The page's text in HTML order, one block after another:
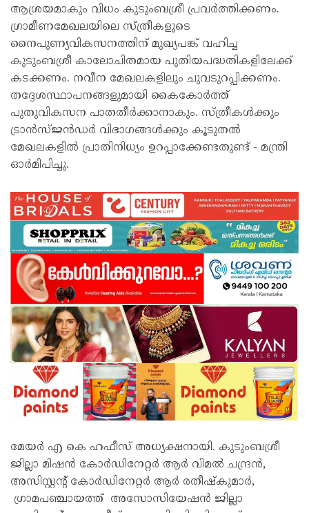
ആശ്രയമാകും വിധം കുടുംബശ്രീ പ്രവർത്തിക്കണം.
ഗ്രാമീണമേഖലയിലെ സ്ത്രീകളുടെ
നൈപുണ്യവികസനത്തിന് മുഖ്യപങ്ക് വഹിച്ച
കുടുംബശ്രീ കാലോചിതമായ പുതിയപദ്ധതികളിലേക്ക്
കടക്കണം. നവീന മേഖലകളിലും ചുവടുറപ്പിക്കണം.
തദ്ദേശസ്ഥാപനങ്ങളുമായി കൈകോർത്ത്
പുതുവികസന പാതതീർക്കാനാകും. സ്ത്രീകൾക്കും
ട്രാൻസ്ജൻഡർ വിഭാഗങ്ങൾക്കും കൂടുതൽ
മേഖലകളിൽ പ്രാതിനിധ്യം ഉറപ്പാക്കേണ്ടതുണ്ട് - മന്ത്രി
ഓർമിപിച്ചു.
മേയർ എ കെ ഹഫീസ് അധ്യക്ഷനായി. കുടുംബശ്രീ
ജില്ലാ മിഷൻ കോർഡിനേറ്റർ ആർ വിമൽ ചന്ദ്രൻ,
അസിസ്റ്റന്റ് കോർഡിനേറ്റർ ആർ രതീഷ്‌കുമാർ,
ഗ്രാമപഞ്ചായത്ത് അസോസിയേഷൻ ജില്ലാ